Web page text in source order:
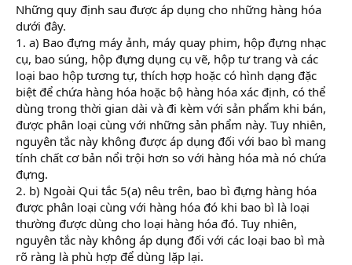
Những quy định sau được áp dụng cho những hàng hóa
dưới đây.
1. a) Bao đựng máy ảnh, máy quay phim, hộp đựng nhạc
cụ, bao súng, hộp đựng dụng cụ vẽ, hộp tư trang và các
loại bao hộp tương tự, thích hợp hoặc có hình dạng đặc
biệt để chứa hàng hóa hoặc bộ hàng hóa xác định, có thể
dùng trong thời gian dài và đi kèm với sản phẩm khi bán,
được phân loại cùng với những sản phẩm này. Tuy nhiên,
nguyên tắc này không được áp dụng đối với bao bì mang
tính chất cơ bản nổi trội hơn so với hàng hóa mà nó chứa
đựng.
2. b) Ngoài Qui tắc 5(a) nêu trên, bao bì đựng hàng hóa
được phân loại cùng với hàng hóa đó khi bao bì là loại
thường được dùng cho loại hàng hóa đó. Tuy nhiên,
nguyên tắc này không áp dụng đối với các loại bao bì mà
rõ ràng là phù hợp để dùng lặp lại.